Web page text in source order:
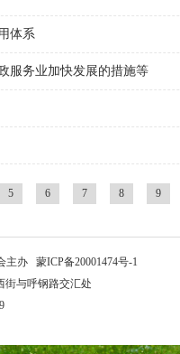
体系
服务业加快发展的措施等
5 6 7 8 9
主办 蒙ICP备20001474号-1
街与呼钢路交汇处